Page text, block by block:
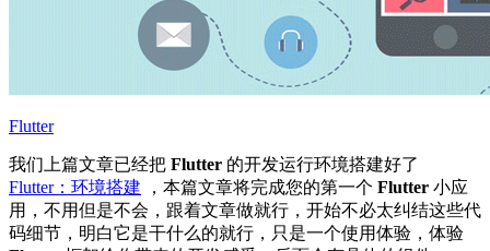
Flutter
我们上篇文章已经把 Flutter 的开发运行环境搭建好了
Flutter：环境搭建 ，本篇文章将完成您的第一个 Flutter 小应
用，不用但是不会，跟着文章做就行，开始不必太纠结这些代
码细节，明白它是干什么的就行，只是一个使用体验，体验